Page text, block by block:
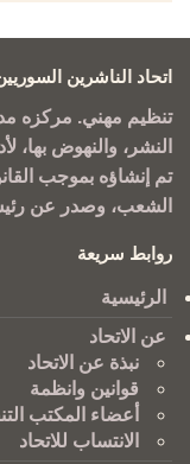
اتحاد الناشرين
تنظيم مهني. مركزه
النشر، والنهوض بها،
الشعب، وصدر عن رئيس
روابط سريعة
الرئيسية
عن الاتحاد
نبذة عن الاتحاد
قوانين وانظمة
أعضاء المكتب
الانتساب للاتحاد